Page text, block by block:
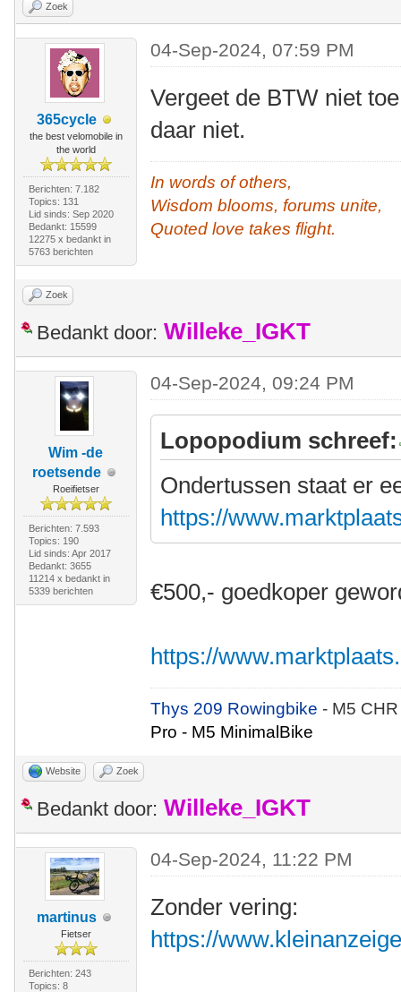
Zoek
365cycle
the best velomobile in
the world
Berichten: 7.182
Topics: 131
Lid sinds: Sep 2020
Bedankt: 15599
12275 x bedankt in
5763 berichten
04-Sep-2024, 07:59 PM
Vergeet de BTW niet
daar niet.
In words of others,
Wisdom blooms, forums unite,
Quoted love takes flight.
Zoek
Bedankt door: Willeke_IGKT
Wim -de
roetsende
Roeifietser
Berichten: 7.593
Topics: 190
Lid sinds: Apr 2017
Bedankt: 3655
11214 x bedankt in
5339 berichten
04-Sep-2024, 09:24 PM
Lopopodium schreef:
Ondertussen staat er
https://
€500,- goedkoper
https://
Thys 209 Rowingbike- M5
Pro - M5 MinimalBike
Website Zoek
Bedankt door: Willeke_IGKT
martinus
Fietser
Berichten: 243
Topics: 8
04-Sep-2024, 11:22 PM
Zonder vering:
https://